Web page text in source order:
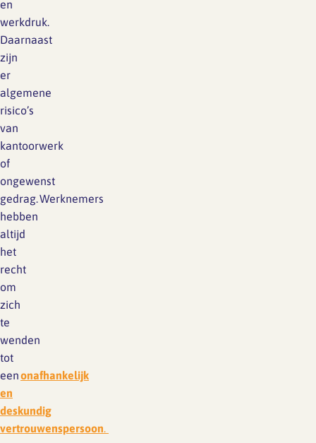
en
werkdruk.
Daarnaast
zijn
er
algemene
risico’s
van
kantoorwerk
of
ongewenst
gedrag. Werknemers
hebben
altijd
het
recht
om
zich
te
wenden
tot
eenonafhankelijk
en
deskundig
vertrouwenspersoon.